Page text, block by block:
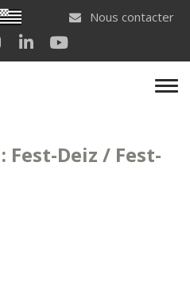
Breton
Nous contacter
le compte Facebook
Lien vers le compte Instagram
Lien vers le compte
Fest-Deiz / Fest-